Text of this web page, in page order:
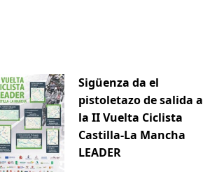
Sigüenza da el
pistoletazo de salida a
la II Vuelta Ciclista
Castilla-La Mancha
LEADER